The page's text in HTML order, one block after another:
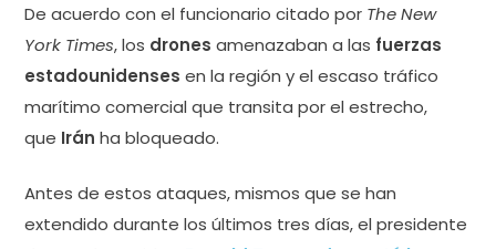
De acuerdo con el funcionario citado por The New
York Times, los drones amenazaban a las fuerzas
estadounidenses en la región y el escaso tráfico
marítimo comercial que transita por el estrecho,
que Irán ha bloqueado.
Antes de estos ataques, mismos que se han
extendido durante los últimos tres días, el presidente